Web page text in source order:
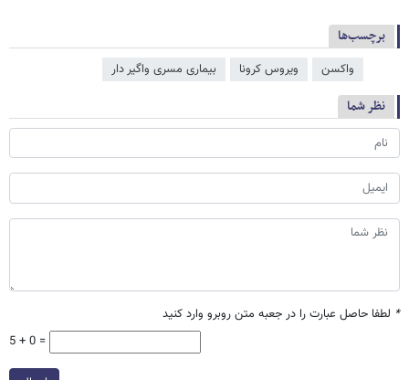
برچسب‌ها
واکسن ویروس کرونا بیماری مسری واگیر دار
نظر شما
* لطفا حاصل عبارت را در جعبه متن روبرو وارد کنید
5 + 0 =